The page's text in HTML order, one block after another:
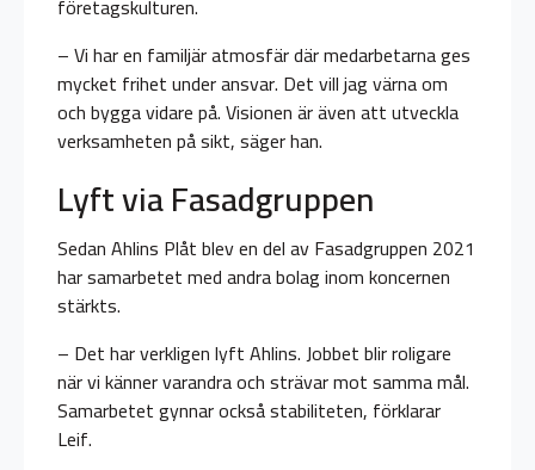
– Vi har en familjär atmosfär där medarbetarna ges
mycket frihet under ansvar. Det vill jag värna om
och bygga vidare på. Visionen är även att utveckla
verksamheten på sikt, säger han.
Lyft via Fasadgruppen
Sedan Ahlins Plåt blev en del av Fasadgruppen 2021
har samarbetet med andra bolag inom koncernen
stärkts.
– Det har verkligen lyft Ahlins. Jobbet blir roligare
när vi känner varandra och strävar mot samma mål.
Samarbetet gynnar också stabiliteten, förklarar
Leif.